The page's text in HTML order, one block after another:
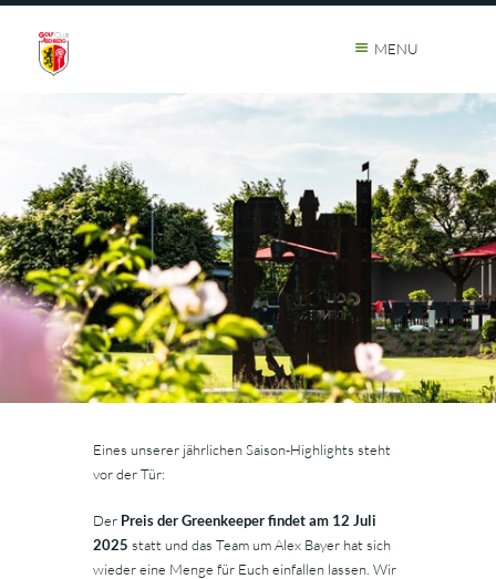
MENU
Eines unserer jährlichen Saison-Highlights steht
vor der Tür:
Der Preis der Greenkeeper findet am 12 Juli
2025 statt und das Team um Alex Bayer hat sich
wieder eine Menge für Euch einfallen lassen. Wir